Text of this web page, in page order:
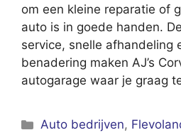
om een kleine reparatie of
auto is in goede handen.
service, snelle afhandeling
benadering maken AJ’s
autogarage waar je graag
Categorieën
Auto bedrijven,